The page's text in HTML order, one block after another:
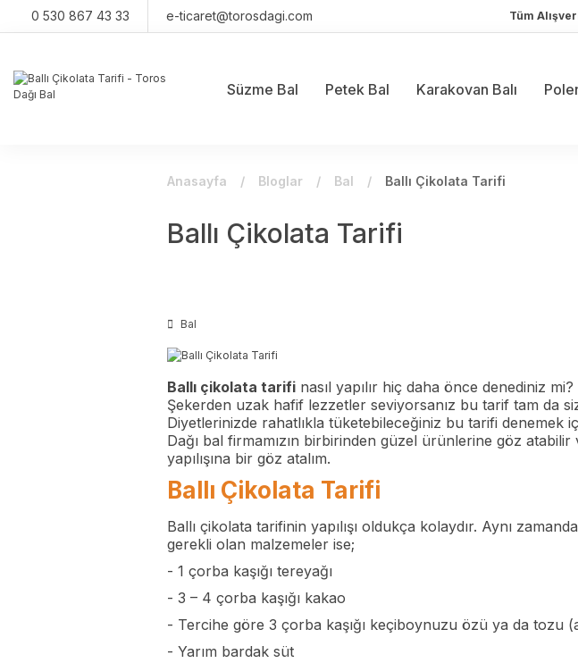
0 530 867 43 33 e-ticaret@torosdagi.com Tüm
Süzme Bal Petek Bal Karakovan Balı
Anasayfa Bloglar Bal Ballı Çikolata Tarifi
Ballı Çikolata Tarifi
Bal
Ballı çikolata tarifi nasıl yapılır hiç daha önce denediniz
Şekerden uzak hafif lezzetler seviyorsanız bu tarif tam da
Diyetlerinizde rahatlıkla tüketebileceğiniz bu tarifi denemek
Dağı bal firmamızın birbirinden güzel ürünlerine göz
yapılışına bir göz atalım.
Ballı Çikolata Tarifi
Ballı çikolata tarifinin yapılışı oldukça kolaydır. Aynı
gerekli olan malzemeler ise;
- 1 çorba kaşığı tereyağı
- 3 – 4 çorba kaşığı kakao
- Tercihe göre 3 çorba kaşığı keçiboynuzu özü ya da tozu
- Yarım bardak süt